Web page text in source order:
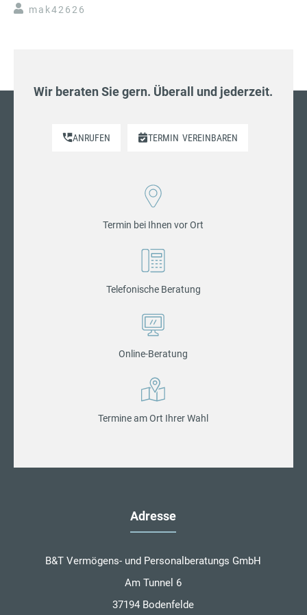
mak42626
Wir beraten Sie gern. Überall und jederzeit.
ANRUFEN TERMIN VEREINBAREN
Termin bei Ihnen vor Ort
Telefonische Beratung
Online-Beratung
Termine am Ort Ihrer Wahl
Adresse
B&T Vermögens- und Personalberatungs GmbH
Am Tunnel 6
37194 Bodenfelde